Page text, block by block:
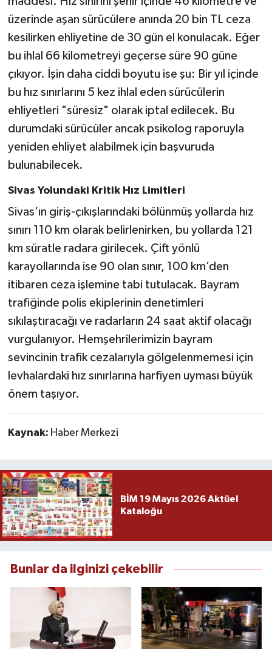
üzerinde aşan sürücülere anında 20 bin TL ceza
kesilirken ehliyetine de 30 gün el konulacak. Eğer
bu ihlal 66 kilometreyi geçerse süre 90 güne
çıkıyor. İşin daha ciddi boyutu ise şu: Bir yıl içinde
bu hız sınırlarını 5 kez ihlal eden sürücülerin
ehliyetleri "süresiz" olarak iptal edilecek. Bu
durumdaki sürücüler ancak psikolog raporuyla
yeniden ehliyet alabilmek için başvuruda
bulunabilecek.
Sivas Yolundaki Kritik Hız Limitleri
Sivas’ın giriş-çıkışlarındaki bölünmüş yollarda hız
sınırı 110 km olarak belirlenirken, bu yollarda 121
km süratle radara girilecek. Çift yönlü
karayollarında ise 90 olan sınır, 100 km’den
itibaren ceza işlemine tabi tutulacak. Bayram
trafiğinde polis ekiplerinin denetimleri
sıkılaştıracağı ve radarların 24 saat aktif olacağı
vurgulanıyor. Hemşehrilerimizin bayram
sevincinin trafik cezalarıyla gölgelenmemesi için
levhalardaki hız sınırlarına harfiyen uyması büyük
önem taşıyor.
Kaynak: Haber Merkezi
BİM 19 Mayıs 2026 Aktüel
Kataloğu
Bunlar da ilginizi çekebilir